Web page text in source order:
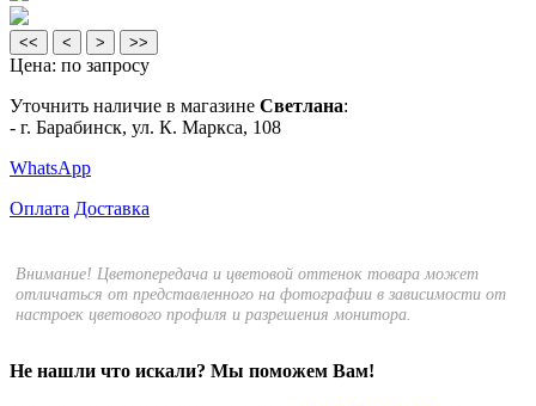
<< < > >>
Цена: по запросу
Уточнить наличие в магазине Светлана:
- г. Барабинск, ул. К. Маркса, 108
WhatsApp
Оплата Доставка
Внимание! Цветопередача и цветовой оттенок товара может
отличаться от представленного на фотографии в зависимости от
настроек цветового профиля и разрешения монитора.
Не нашли что искали? Мы поможем Вам!